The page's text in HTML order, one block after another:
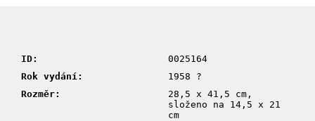
ID:
0025164
Rok vydání:
1958 ?
Rozměr:
28,5 x 41,5 cm,
složeno na 14,5 x 21
cm